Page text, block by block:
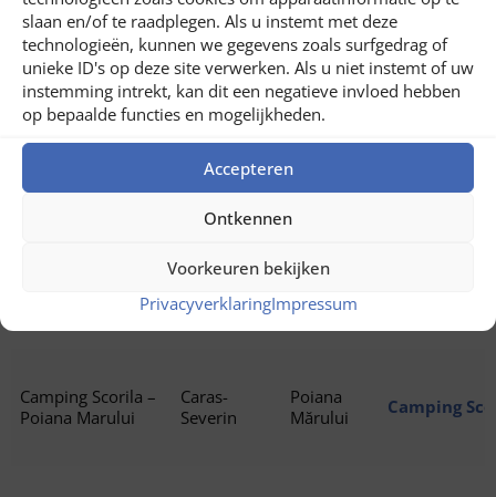
slaan en/of te raadplegen. Als u instemt met deze
technologieën, kunnen we gegevens zoals surfgedrag of
unieke ID's op deze site verwerken. Als u niet instemt of uw
instemming intrekt, kan dit een negatieve invloed hebben
op bepaalde functies en mogelijkheden.
Accepteren
Ontkennen
Voorkeuren bekijken
PrivacyverklaringImpressum
Camping 7 izvoare
– Herculane
Caras-
Severin
Băile
Herculane
Strada
Herculane
Dobraia
Caras-
Severin
Dobraia
Caras-
Severin
Camping Scorila –
Poiana Marului
Caras-
Severin
Poiana
Mărului
Camping